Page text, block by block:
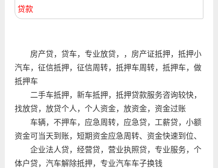
贷款
房产贷，贷车，专业放贷，，房产证抵押，抵押小
汽车，征信抵押，征信周转，抵押车周转，抵押车，做
抵押车
二手车抵押，新车抵押，抵押贷款服务咨询较快，
找放贷，放贷个人，个人资金，放资金，资金过账
车辆，不押车，应急周转，应急贷，工薪贷，小额
资金可当天到账，短期资金应急周转、资金快速到位、
企业法人贷，经营贷，营业执照贷，专业服务，个
体户贷，汽车解除抵押，专业汽车车子换钱